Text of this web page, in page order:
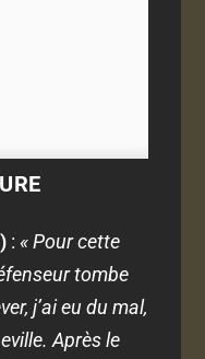
:« Pour cette
tombe
j’ai eu du mal,
Après le